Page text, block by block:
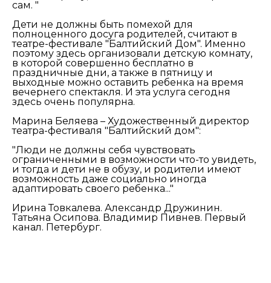
сам. "
Дети не должны быть помехой для
полноценного досуга родителей, считают в
театре-фестивале "Балтийский Дом". Именно
поэтому здесь организовали детскую комнату,
в которой совершенно бесплатно в
праздничные дни, а также в пятницу и
выходные можно оставить ребенка на время
вечернего спектакля. И эта услуга сегодня
здесь очень популярна.
Марина Беляева – Художественный директор
театра-фестиваля "Балтийский дом":
"Люди не должны себя чувствовать
ограниченными в возможности что-то увидеть,
и тогда и дети не в обузу, и родители имеют
возможность даже социально иногда
адаптировать своего ребенка..."
Ирина Товкалева. Александр Дружинин.
Татьяна Осипова. Владимир Пивнев. Первый
канал. Петербург.